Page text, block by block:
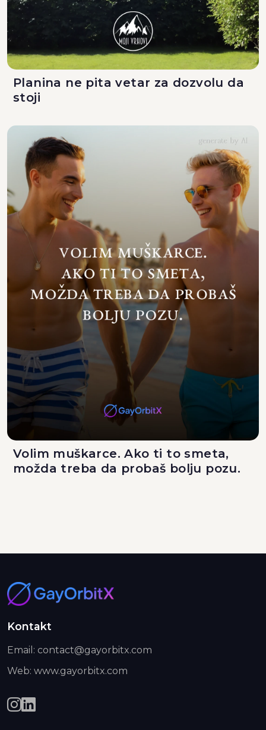
Planina ne pita vetar za dozvolu da
stoji
Volim muškarce. Ako ti to smeta,
možda treba da probaš bolju pozu.
Kontakt
Email: contact@gayorbitx.com
Web: www.gayorbitx.com